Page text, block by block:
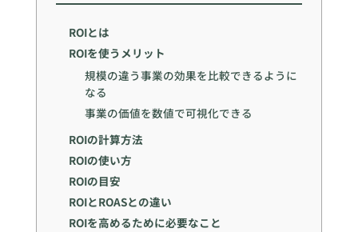
ROIとは
ROIを使うメリット
規模の違う事業の効果を比較できるように
なる
事業の価値を数値で可視化できる
ROIの計算方法
ROIの使い方
ROIの目安
ROIとROASとの違い
ROIを高めるために必要なこと